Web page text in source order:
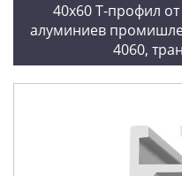
40x60 Т-профил
алуминиев
4060,